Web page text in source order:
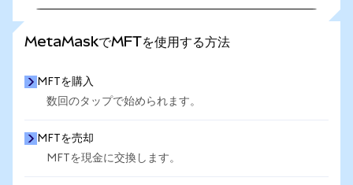
MetaMaskでMFTを使用する方法
MFTを購入
数回のタップで始められます。
MFTを売却
MFTを現金に交換します。